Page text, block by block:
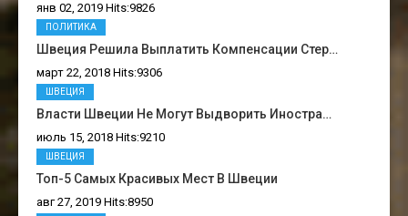
янв 02, 2019 Hits:9826
Швеция Решила Выплатить Компенсации Стер…
март 22, 2018 Hits:9306
ПОЛИТИКА
Власти Швеции Не Могут Выдворить Иностра…
июль 15, 2018 Hits:9210
ШВЕЦИЯ
Топ-5 Самых Красивых Мест В Швеции
авг 27, 2019 Hits:8950
ШВЕЦИЯ